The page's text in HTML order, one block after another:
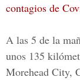
contagios de
A las 5 de la
unos 135
Morehead City,